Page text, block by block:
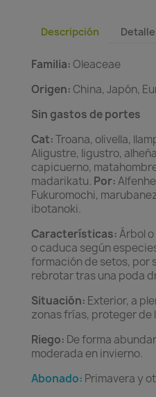
Descripción
Familia: Oleaceae
Origen: China, Japón,
Sin gastos de portes
Cat:Troana, olivella,
Aligustre, ligustro,
capicuerno,
madarikatu. Por:
Fukuromochi,
ibotanoki.
Características:Árbol
o caduca según
formación de setos, por
rebrotar tras una poda
Situación: Exterior, a
zonas frías, proteger de
Riego: De forma
moderada en invierno.
Abonado: Primavera y